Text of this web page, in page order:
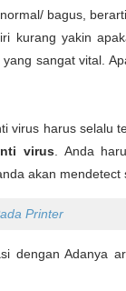
bagus,
kurang yakin
sangat vital.
virus harus selalu
virus . Anda
akan mendetect
Printer
dengan Adanya